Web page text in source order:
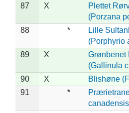
87 X
Plettet
(Porzana
88 *
Lille
(Porphyrio
89 X
Grønbenet
(Gallinula
90 X Blishøne
91
*